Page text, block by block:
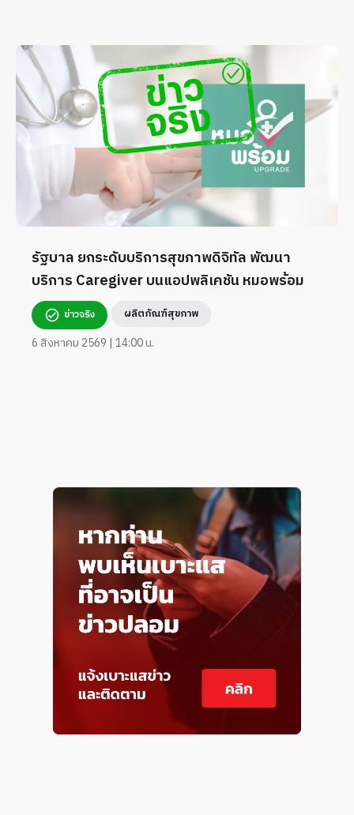
รัฐบาล ยกระดับบริการสุขภาพดิจิทัล พัฒนา
บริการ Caregiver บนแอปพลิเคชัน หมอพร้อม
ข่าวจริง ผลิตภัณฑ์สุขภาพ
6 สิงหาคม 2569 | 14:00 น.